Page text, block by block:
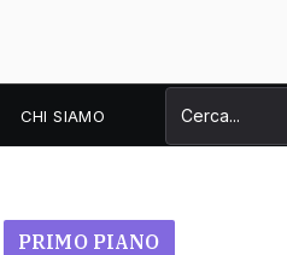
CHI SIAMO
PRIMO PIANO